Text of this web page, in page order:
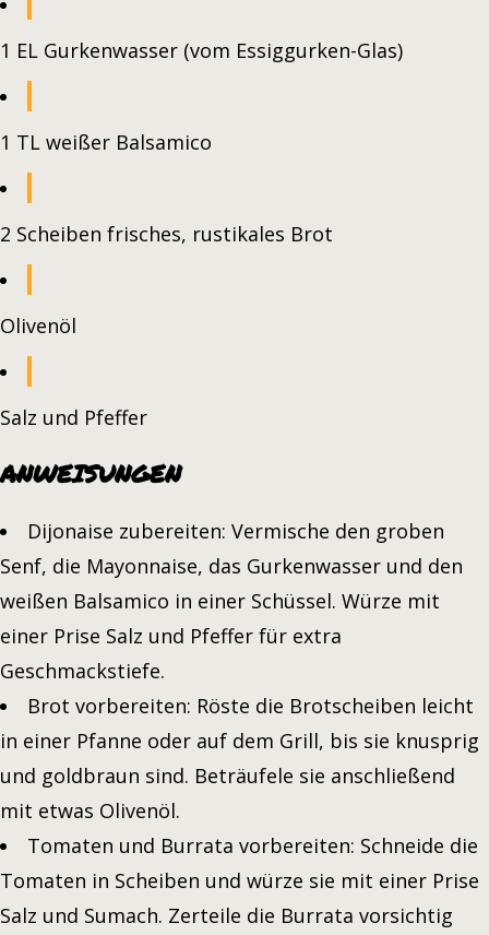
1 EL Gurkenwasser (vom Essiggurken-Glas)
1 TL weißer Balsamico
2 Scheiben frisches, rustikales Brot
Olivenöl
Salz und Pfeffer
ANWEISUNGEN
Dijonaise zubereiten: Vermische den groben
Senf, die Mayonnaise, das Gurkenwasser und den
weißen Balsamico in einer Schüssel. Würze mit
einer Prise Salz und Pfeffer für extra
Geschmackstiefe.
Brot vorbereiten: Röste die Brotscheiben leicht
in einer Pfanne oder auf dem Grill, bis sie knusprig
und goldbraun sind. Beträufele sie anschließend
mit etwas Olivenöl.
Tomaten und Burrata vorbereiten: Schneide die
Tomaten in Scheiben und würze sie mit einer Prise
Salz und Sumach. Zerteile die Burrata vorsichtig